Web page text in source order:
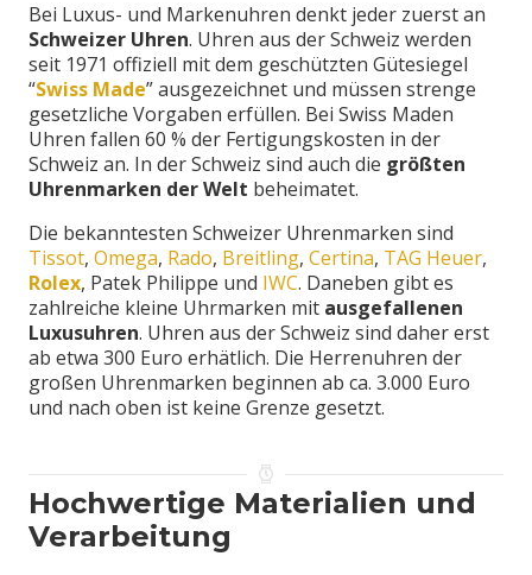
Bei Luxus- und Markenuhren denkt jeder zuerst an
Schweizer Uhren. Uhren aus der Schweiz werden
seit 1971 offiziell mit dem geschützten Gütesiegel
“Swiss Made” ausgezeichnet und müssen strenge
gesetzliche Vorgaben erfüllen. Bei Swiss Maden
Uhren fallen 60 % der Fertigungskosten in der
Schweiz an. In der Schweiz sind auch die größten
Uhrenmarken der Welt beheimatet.
Die bekanntesten Schweizer Uhrenmarken sind
Tissot, Omega, Rado, Breitling, Certina, TAG Heuer,
Rolex, Patek Philippe und IWC. Daneben gibt es
zahlreiche kleine Uhrmarken mit ausgefallenen
Luxusuhren. Uhren aus der Schweiz sind daher erst
ab etwa 300 Euro erhätlich. Die Herrenuhren der
großen Uhrenmarken beginnen ab ca. 3.000 Euro
und nach oben ist keine Grenze gesetzt.
Hochwertige Materialien und
Verarbeitung